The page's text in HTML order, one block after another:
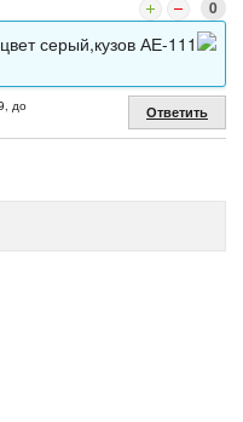
0
серый,кузов АЕ-111
до
Ответить